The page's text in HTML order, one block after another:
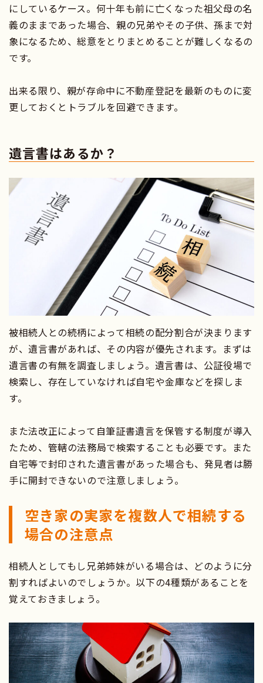
にしているケース。何十年も前に亡くなった祖父母の名
義のままであった場合、親の兄弟やその子供、孫まで対
象になるため、総意をとりまとめることが難しくなるの
です。
出来る限り、親が存命中に不動産登記を最新のものに変
更しておくとトラブルを回避できます。
遺言書はあるか？
被相続人との続柄によって相続の配分割合が決まります
が、遺言書があれば、その内容が優先されます。まずは
遺言書の有無を調査しましょう。遺言書は、公証役場で
検索し、存在していなければ自宅や金庫などを探しま
す。
また法改正によって自筆証書遺言を保管する制度が導入
たため、管轄の法務局で検索することも必要です。また
自宅等で封印された遺言書があった場合も、発見者は勝
手に開封できないので注意しましょう。
空き家の実家を複数人で相続する
場合の注意点
相続人としてもし兄弟姉妹がいる場合は、どのように分
割すればよいのでしょうか。以下の4種類があることを
覚えておきましょう。